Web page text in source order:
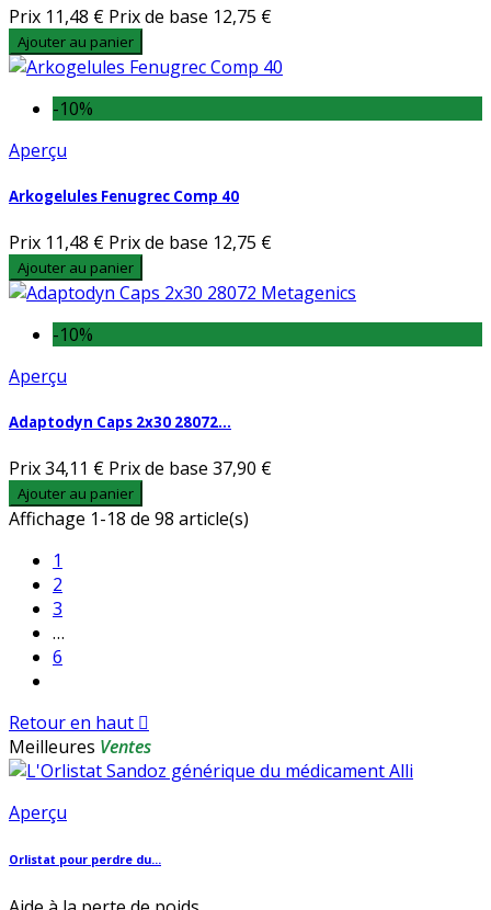
Prix 11,48 € Prix de base 12,75 €
Ajouter au panier
-10%
Aperçu
Arkogelules Fenugrec Comp 40
Prix 11,48 € Prix de base 12,75 €
Ajouter au panier
-10%
Aperçu
Adaptodyn Caps 2x30 28072...
Prix34,11 € Prix de base 37,90 €
Ajouter au panier
Affichage 1-18 de 98 article(s)
1
2
3
…
6
Retour en haut 
Meilleures Ventes
Aperçu
Orlistat pour perdre du...